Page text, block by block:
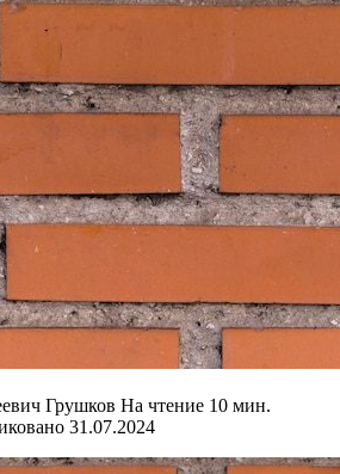
Грушков На чтение 10 мин.
31.07.2024